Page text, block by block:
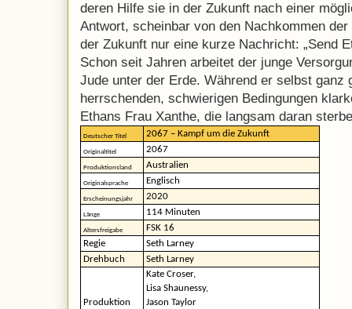
deren Hilfe sie in der Zukunft nach einer
Antwort, scheinbar von den Nachkommen
der Zukunft nur eine kurze Nachricht: „Send
Schon seit Jahren arbeitet der junge
Jude unter der Erde. Während er selbst ganz
herrschenden, schwierigen Bedingungen
Ethans Frau Xanthe, die langsam daran
Deutscher Titel 2067 – Kampf um die Zukunft
Originaltitel 2067
Produktionsland Australien
Originalsprache Englisch
Erscheinungsjahr 2020
Länge 114 Minuten
Altersfreigabe
FSK 16
Regie
Seth Larney
Drehbuch
Seth Larney
Produktion
Kate Croser,
Lisa Shaunessy,
Jason Taylor